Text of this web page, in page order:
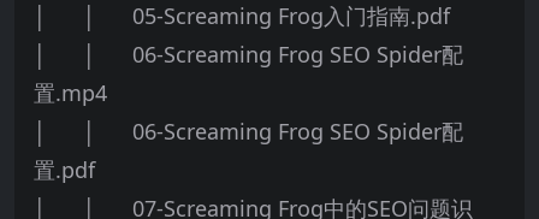
│ │ 05-Screaming Frog入门指南.pdf
│ │ 06-Screaming Frog SEO Spider配
置.mp4
│ │ 06-Screaming Frog SEO Spider配
置.pdf
│ │ 07-Screaming Frog中的SEO问题识